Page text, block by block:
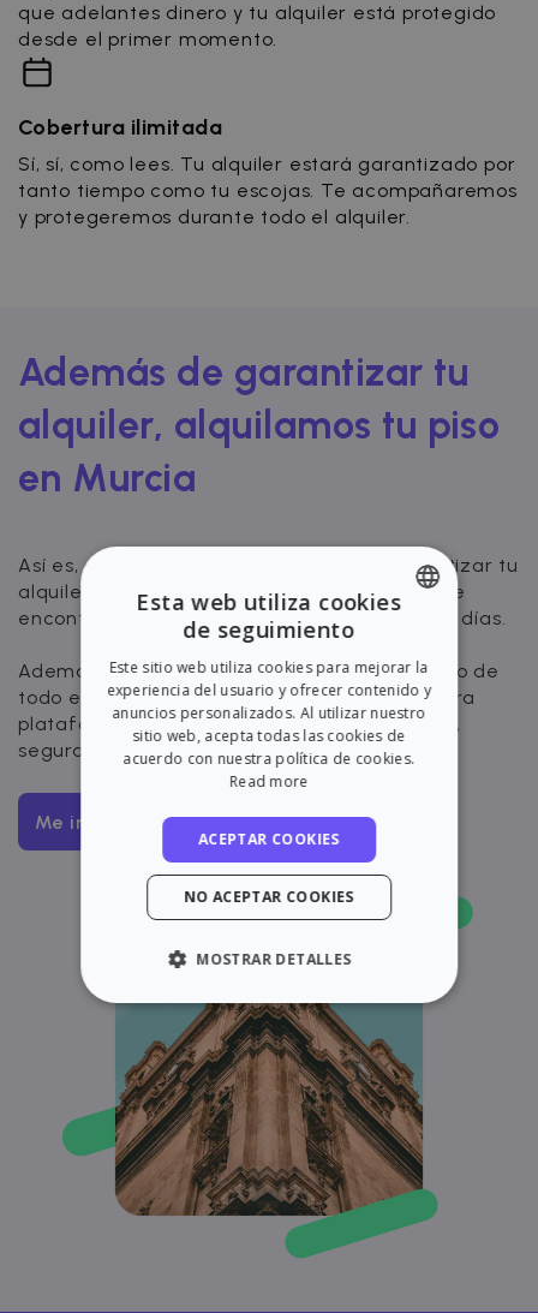
que adelantes dinero y tu alquiler está protegido
desde el primer momento.
Cobertura ilimitada
Sí, sí, como lees. Tu alquiler estará garantizado por
tanto tiempo como tu escojas. Te acompañaremos
y protegeremos durante todo el alquiler.
Además de garantizar tu
alquiler, alquilamos tu piso
en Murcia
Así es, en Zazume no nos limitamos a garantizar tu
alquiler, sino que también nos encargamos de
encontrarte inquilinos solventes en tan solo 11 días.
Además, tendrás visibilidad y control a lo largo de
todo el proceso de alquiler a través de nuestra
plataforma. Alquila tu piso de manera rápida,
segura y completamente digital.
Me interesa
SPANISH
Esta web utiliza cookies
de seguimiento
Este sitio web utiliza cookies para mejorar la
experiencia del usuario y ofrecer contenido y
anuncios personalizados. Al utilizar nuestro
sitio web, acepta todas las cookies de
acuerdo con nuestra política de cookies.
Read more
ACEPTAR COOKIES
NO ACEPTAR COOKIES
MOSTRAR DETALLES
ESTRICTAMENTE NECESARIAS
RENDIMIENTO
ORIENTACIÓN
FUNCIONALIDAD